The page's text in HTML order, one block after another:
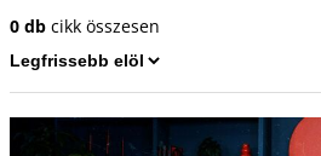
0 dbcikk összesen